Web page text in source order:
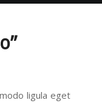
ligula eget